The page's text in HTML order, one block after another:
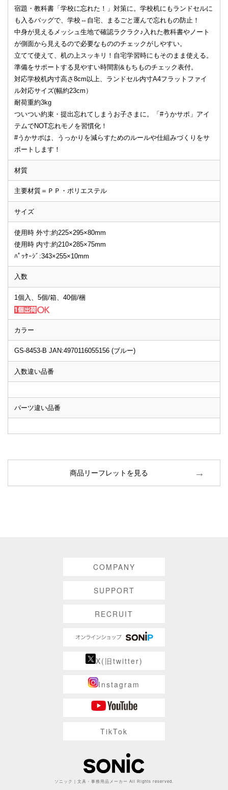
宿題・教科書「学校に忘れた！」対策に。学校机にもランドセルに
も入るバッグで、学校⇔自宅、まるごと運んで忘れもの防止！
中身が見えるメッシュ生地で確認ラクラク♪入れた教科書やノート
が側面から見えるので必要なもののチェックがしやすい。
立てて使えて、机の上スッキリ！自宅学習時にもそのまま使える。
準備をサポートする見やすい時間割&もちものチェック表付。
対応学校机内寸高さ8cm以上、ランドセル内寸A4フラットファイ
ル対応サイズ(幅約23cm）
耐荷重約3kg
ついつい約束・提出忘れてしまうお子さまに。「#うかサポ」アイ
テムでNOT忘れモノを習慣化！
#うかサポは、うっかりを減らすためのルールや仕組みづくりをサ
ポートします！
材質
主要材質＝ＰＰ・ポリエステル
サイズ
使用時 外寸:約225×295×80mm
使用時 内寸:約210×285×75mm
ﾊﾟｯｹｰｼﾞ:343×255×10mm
入数
1個入、5個/箱、40個/梱
カラー
GS-8453-B JAN:4970116055156 (ブルー)
入数違い品番
パーツ違い品番
商品リーフレットを見る
COMPANY
SUPPORT
RECRUIT
X(旧twitter)
Instagram
TikTok
ソニック | 文具・事務用品メーカー All Rights reserved.